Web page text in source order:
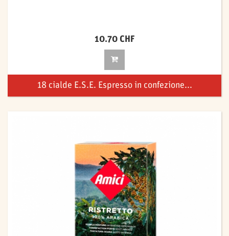
10.70 CHF
18 cialde E.S.E. Espresso in confezione...